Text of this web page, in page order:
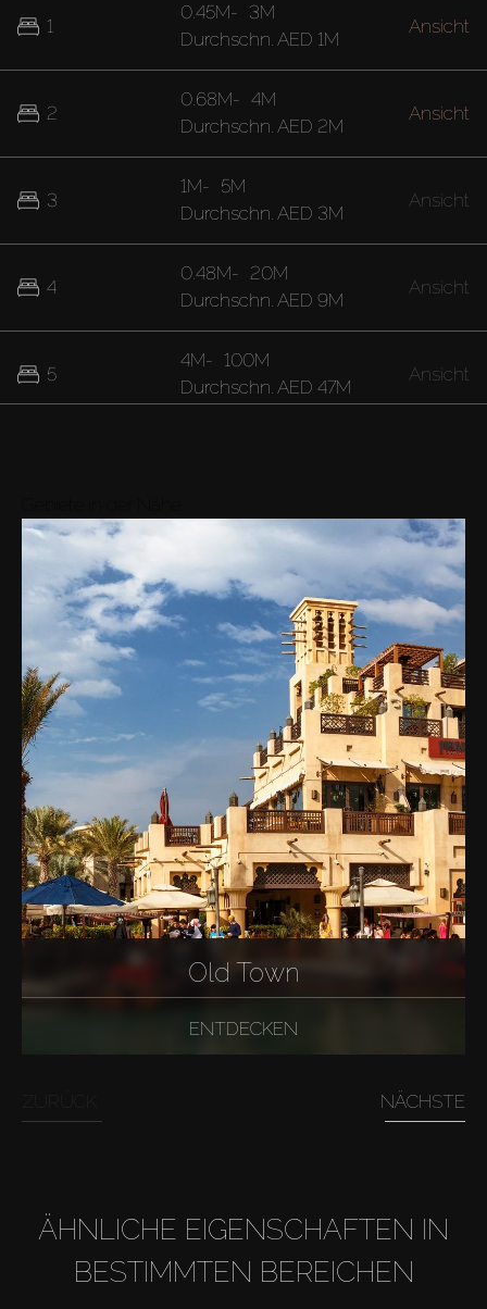
1
2
3
4
5
0.45M- 3M
Durchschn. AED 1M
Ansicht
0.68M- 4M
Durchschn. AED 2M
Ansicht
1M- 5M
Durchschn. AED 3M
Ansicht
0.48M- 20M
Durchschn. AED 9M
Ansicht
4M- 100M
Durchschn. AED 47M
Ansicht
Old Town
ENTDECKEN
NÄCHSTE
ÄHNLICHE EIGENSCHAFTEN IN
BESTIMMTEN BEREICHEN